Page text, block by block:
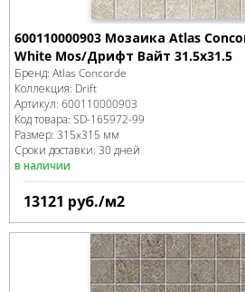
600110000903 Мозаика Atlas
White Mos/Дрифт Вайт 31.5x31.5
Бренд: Atlas Concorde
Коллекция: Drift
Артикул: 600110000903
Код товара: SD-165972-99
Размер: 315x315 мм
Сроки доставки: 30 дней
в наличии
13121 руб./м2